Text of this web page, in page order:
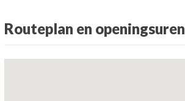
Routeplan en openingsuren